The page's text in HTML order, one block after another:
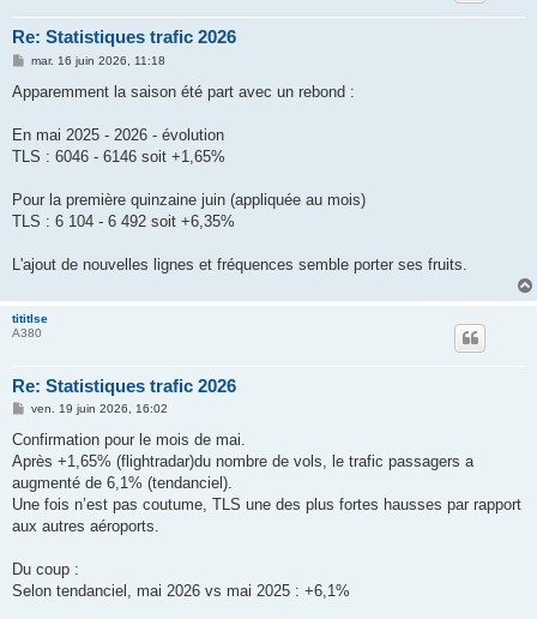
Re: Statistiques trafic 2026
M
s
s
g
mar. 16 juin 2026, 11:18
Apparemment la saison été part avec un rebond :
En mai 2025 - 2026 - évolution
TLS : 6046 - 6146 soit +1,65%
Pour la première quinzaine juin (appliquée au mois)
TLS : 6 104 - 6 492 soit +6,35%
L'ajout de nouvelles lignes et fréquences semble porter ses fruits.
tititlse
A380
Re: Statistiques trafic 2026
M
s
a
g
e
ven. 19 juin 2026, 16:02
Confirmation pour le mois de mai.
Après +1,65% (flightradar)du nombre de vols, le trafic passagers a
augmenté de 6,1% (tendanciel).
Une fois n’est pas coutume, TLS une des plus fortes hausses par rapport
aux autres aéroports.
Du coup :
Selon tendanciel, mai 2026 vs mai 2025 : +6,1%